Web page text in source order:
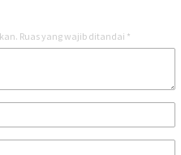
Ruas yang wajib ditandai *